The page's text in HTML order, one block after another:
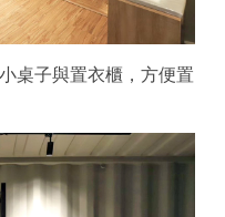
桌子與置衣櫃，方便置